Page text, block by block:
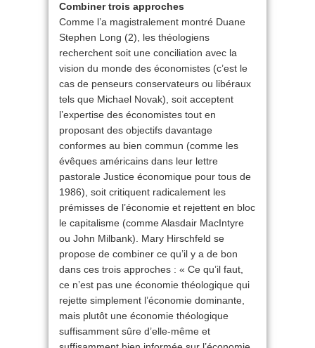
Combiner trois approches
Comme l’a magistralement montré Duane
Stephen Long (2), les théologiens
recherchent soit une conciliation avec la
vision du monde des économistes (c’est le
cas de penseurs conservateurs ou libéraux
tels que Michael Novak), soit acceptent
l’expertise des économistes tout en
proposant des objectifs davantage
conformes au bien commun (comme les
évêques américains dans leur lettre
pastorale Justice économique pour tous de
1986), soit critiquent radicalement les
prémisses de l’économie et rejettent en bloc
le capitalisme (comme Alasdair MacIntyre
ou John Milbank). Mary Hirschfeld se
propose de combiner ce qu’il y a de bon
dans ces trois approches : « Ce qu’il faut,
ce n’est pas une économie théologique qui
rejette simplement l’économie dominante,
mais plutôt une économie théologique
suffisamment sûre d’elle-même et